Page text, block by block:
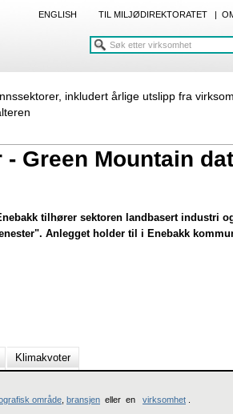
ENGLISH TIL MILJØDIREKTORATET |
inkludert årlige utslipp fra
Green Mountain
tilhører sektoren landbasert industri
Anlegget holder til i Enebakk
Klimakvoter
område bransjen eller en virksomhet